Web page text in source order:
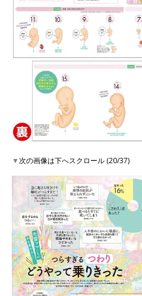
▼次の画像は下へスクロール (20/37)